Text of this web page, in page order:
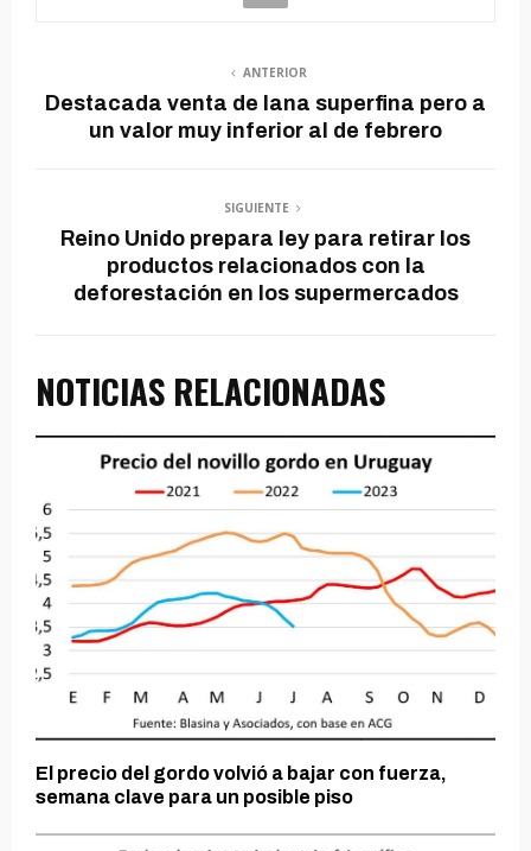
ANTERIOR
Destacada venta de lana superfina pero a
un valor muy inferior al de febrero
SIGUIENTE
Reino Unido prepara ley para retirar los
productos relacionados con la
deforestación en los supermercados
NOTICIAS RELACIONADAS
El precio del gordo volvió a bajar con fuerza,
semana clave para un posible piso